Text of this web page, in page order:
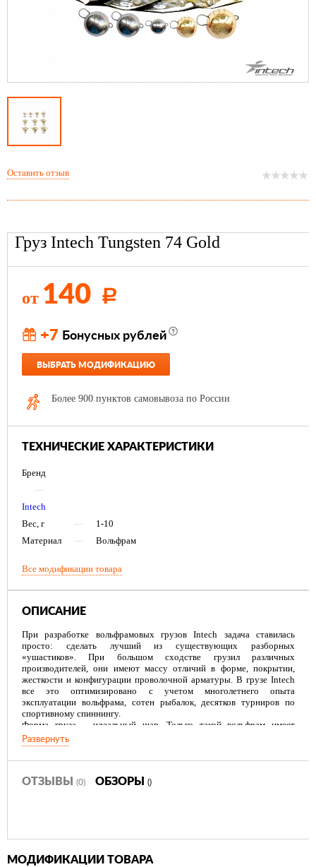
Груз Intech Tungsten 74 Gold
от 140 Р
+7 Бонусных рублей
ВЫБРАТЬ МОДИФИКАЦИЮ
Более 900 пунктов самовывоза по России
ТЕХНИЧЕСКИЕ ХАРАКТЕРИСТИКИ
Бренд
—
Intech
Вес, г
—
1-10
Материал
— Вольфрам
Все модификации товара
ОПИСАНИЕ
При разработке вольфрамовых грузов Intech задача ставилась
просто: сделать лучший из существующих разборных
«ушастиков». При большом сходстве грузил различных
производителей, они имеют массу отличий в форме, покрытии,
жесткости и конфигурации проволочной арматуры. В грузе Intech
все это оптимизировано с учетом многолетнего опыта
эксплуатации вольфрама, сотен рыбалок, десятков турниров по
спортивному спиннингу.
Форма груза – идеальный шар. Только такой вольфрам имеет
наилучшую аэродинамику, он летит дальше и точнее груза такой же
массы, но сплюснутого по бокам.
Превосходно подобрана жесткость нержавеющей проволоки и
шар она входит без дополнительного сжатия, легко и четко.
Вольфрам Intech выпускается в широком диапазоне размеров: от
десятиграммовых шаров, улетающих буквально за горизонт.
Развернуть
ОТЗЫВЫ (0) ОБЗОРЫ ()
Оставить отзыв
МОДИФИКАЦИИ ТОВАРА